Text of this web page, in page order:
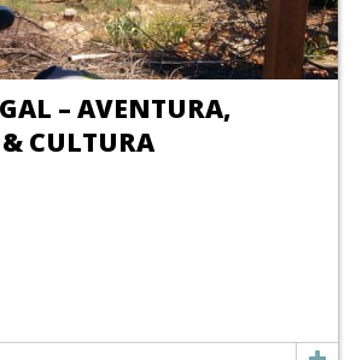
– AVENTURA,
CULTURA